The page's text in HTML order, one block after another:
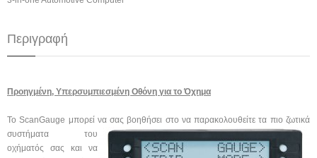
Περιγραφή
Προηγμένη, Υπερσυμπιεσμένη Οθόνη για το Όχημα
Το ScanGauge μπορεί να σας βοηθήσει στο να παρακολουθείτε τα πιο ζωτικά
συστήματα του
οχήματός σας και να